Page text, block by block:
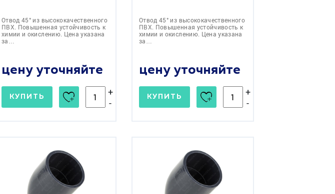
Отвод 45° из высококачественного
ПВХ. Повышенная устойчивость к
химии и окислению. Цена указана
за…
цену уточняйте
КУПИТЬ
+
-
Отвод 45° из высококачественного
ПВХ. Повышенная устойчивость к
химии и окислению. Цена указана
за…
цену уточняйте
КУПИТЬ
+
-